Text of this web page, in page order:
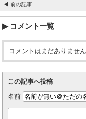
◀ 前の記事
コメント一覧
コメントはまだありません
この記事へ投稿
名前